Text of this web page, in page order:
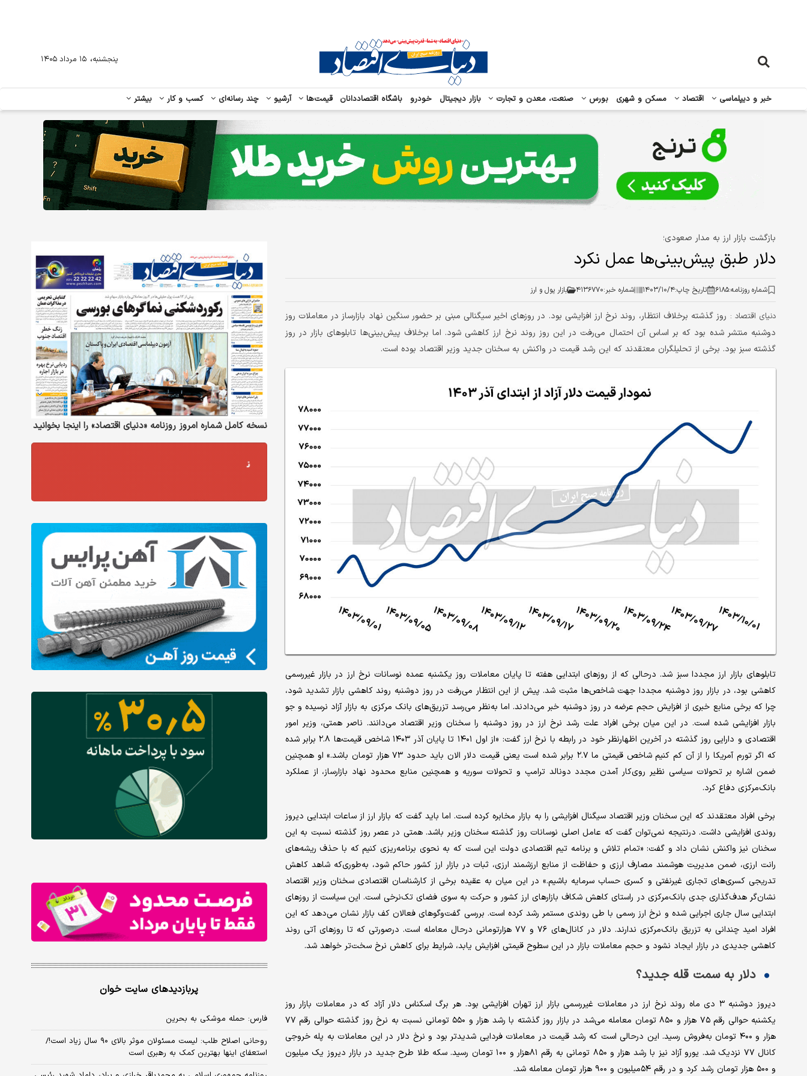
خبر و دیپلماسی اقتصاد مسکن و شهری بورس صنعت، معدن و تجارت بازار دیجیتال خودرو باشگاه اقتصاددانان قیمت‌ها آرشیو چند رسانه‌ای کسب و کار بیشتر
پنجشنبه، ۱۵ مرداد ۱۴۰۵
بازگشت بازار ارز به مدار صعودی؛
دلار طبق پیش‌بینی‌ها عمل نکرد
شماره روزنامه:۶۱۸۵ تاریخ چاپ:۱۴۰۳/۱۰/۴ شماره خبر:۴۱۳۶۷۷۰ بازار پول و ارز
دنیای اقتصاد : روز گذشته برخلاف انتظار، روند نرخ ارز افزایشی بود. در روزهای اخیر سیگنالی مبنی بر حضور سنگین نهاد بازارساز در معاملات روز
دوشنبه منتشر شده بود که بر اساس آن احتمال می‌رفت در این روز روند نرخ ارز کاهشی شود. اما برخلاف پیش‌بینی‌ها تابلو‌های بازار در روز
گذشته سبز بود. برخی از تحلیلگران معتقدند که این رشد قیمت در واکنش به سخنان جدید وزیر اقتصاد بوده است.
تابلوهای بازار ارز مجددا سبز شد. درحالی که از روزهای ابتدایی هفته تا پایان معاملات روز یکشنبه عمده نوسانات نرخ ارز در بازار غیررسمی
کاهشی بود، در بازار روز دوشنبه مجددا جهت شاخص‌ها مثبت شد. پیش از این انتظار می‌رفت در روز دوشنبه روند کاهشی بازار تشدید شود،
چرا که برخی منابع خبری از افزایش حجم عرضه در روز دوشنبه خبر می‌دادند. اما به‌نظر می‌رسد تزریق‌های بانک مرکزی به بازار آزاد نرسیده و جو
بازار افزایشی شده است. در این میان برخی افراد علت رشد نرخ ارز در روز دوشنبه را سخنان وزیر اقتصاد می‌دانند. ناصر همتی، وزیر امور
اقتصادی و دارایی روز گذشته در آخرین اظهارنظر خود در رابطه با نرخ ارز گفت: «از اول ۱۴۰۱ تا پایان آذر ۱۴۰۳ شاخص قیمت‌ها ۲.۸ برابر شده
که اگر تورم آمریکا را از آن کم کنیم شاخص قیمتی ما ۲.۷ برابر شده است یعنی قیمت دلار الان باید حدود ۷۳ هزار تومان باشد.» او همچنین
ضمن اشاره بر تحولات سیاسی نظیر روی‌کار آمدن مجدد دونالد ترامپ و تحولات سوریه و همچنین منابع محدود نهاد بازارساز، از عملکرد
بانک‌مرکزی دفاع کرد.
برخی افراد معتقدند که این سخنان وزیر اقتصاد سیگنال افزایشی را به بازار مخابره کرده است. اما باید گفت که بازار ارز از ساعات ابتدایی دیروز
روندی افزایشی داشت. درنتیجه نمی‌توان گفت که عامل اصلی نوسانات روز گذشته سخنان وزیر باشد. همتی در عصر روز گذشته نسبت به این
سخنان نیز واکنش نشان داد و گفت: «تمام تلاش و برنامه تیم اقتصادی دولت این است که به نحوی برنامه‌ریزی کنیم که با حذف ریشه‌های
رانت ارزی، ضمن مدیریت هوشمند مصارف ارزی و حفاظت از منابع ارزشمند ارزی، ثبات در بازار ارز کشور حاکم شود، به‌طوری‌که شاهد کاهش
تدریجی کسری‌های تجاری غیرنفتی و کسری حساب سرمایه باشیم.» در این میان به عقیده برخی از کارشناسان اقتصادی سخنان وزیر اقتصاد
نشان‌گر هدف‌گذاری جدی بانک‌مرکزی در راستای کاهش شکاف بازارهای ارز کشور و حرکت به سوی فضای تک‌نرخی است. این سیاست از روزهای
ابتدایی سال جاری اجرایی شده و نرخ ارز رسمی با طی روندی مستمر رشد کرده است. بررسی گفت‌وگو‌های فعالان کف بازار نشان می‌دهد که این
افراد امید چندانی به تزریق بانک‌مرکزی ندارند. دلار در کانال‌های ۷۶ و ۷۷ هزارتومانی درحال معامله است. درصورتی که تا روزهای آتی روند
کاهشی جدیدی در بازار ایجاد نشود و حجم معاملات بازار در این سطوح قیمتی افزایش یابد، شرایط برای کاهش نرخ سخت‌تر خواهد شد.
دلار به سمت قله جدید؟
دیروز دوشنبه ۳ دی ماه روند نرخ ارز در معاملات غیررسمی بازار ارز تهران افزایشی بود. هر برگ اسکناس دلار آزاد که در معاملات بازار روز
یکشنبه حوالی رقم ۷۵ هزار و ۸۵۰ تومان معامله می‌شد در بازار روز گذشته با رشد هزار و ۵۵۰ تومانی نسبت به نرخ روز گذشته حوالی رقم ۷۷
هزار و ۴۰۰ تومان به‌فروش رسید. این درحالی است که رشد قیمت در معاملات فردایی شدید‌تر بود و نرخ‌ دلار در این معاملات به پله خروجی
کانال ۷۷ نزدیک شد. یورو آزاد نیز با رشد هزار و ۸۵۰ تومانی به رقم ۸۱هزار و ۱۰۰ تومان رسید. سکه طلا طرح جدید در بازار دیروز یک میلیون
و ۵۰۰ هزار تومان رشد کرد و در رقم ۵۴میلیون و ۹۰۰ هزار تومان معامله شد.
نسخه کامل شماره امروز روزنامه «دنیای‌ اقتصاد» را اینجا بخوانید
پربازدیدهای سایت خوان
فارس: حمله موشکی به بحرین
روحانی اصلاح طلب: ‌لیست مسئولان موثر بالای ۹۰ سال زیاد است!/
استعفای اینها بهترین کمک به رهبری است